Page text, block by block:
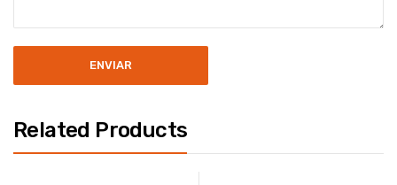
Related Products